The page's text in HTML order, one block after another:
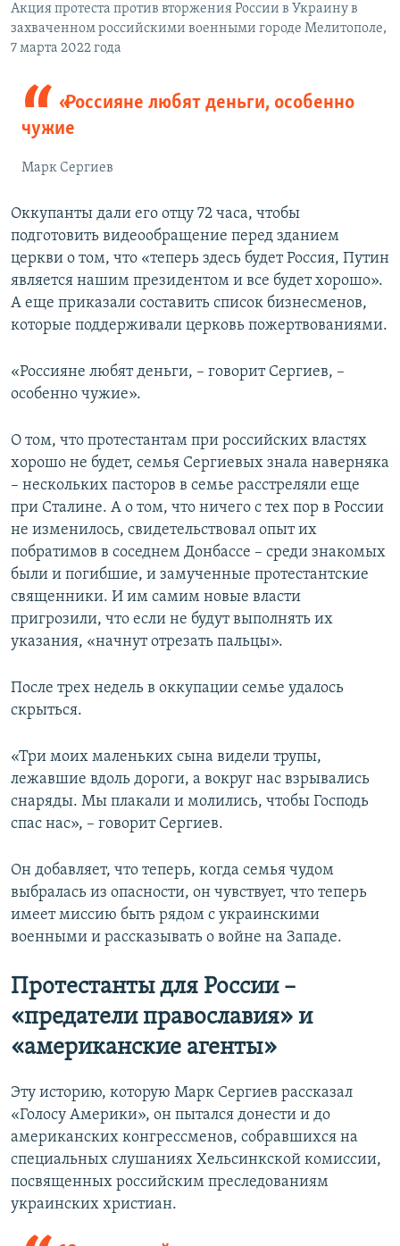
Акция протеста против вторжения России в Украину в
захваченном российскими военными городе Мелитополе,
7 марта 2022 года
«Россияне любят деньги, особенно
чужие
Марк Сергиев
Оккупанты дали его отцу 72 часа, чтобы
подготовить видеообращение перед зданием
церкви о том, что «теперь здесь будет Россия, Путин
является нашим президентом и все будет хорошо».
А еще приказали составить список бизнесменов,
которые поддерживали церковь пожертвованиями.
«Россияне любят деньги, – говорит Сергиев, –
особенно чужие».
О том, что протестантам при российских властях
хорошо не будет, семья Сергиевых знала наверняка
– нескольких пасторов в семье расстреляли еще
при Сталине. А о том, что ничего с тех пор в России
не изменилось, свидетельствовал опыт их
побратимов в соседнем Донбассе – среди знакомых
были и погибшие, и замученные протестантские
священники. И им самим новые власти
пригрозили, что если не будут выполнять их
указания, «начнут отрезать пальцы».
После трех недель в оккупации семье удалось
скрыться.
«Три моих маленьких сына видели трупы,
лежавшие вдоль дороги, а вокруг нас взрывались
снаряды. Мы плакали и молились, чтобы Господь
спас нас», – говорит Сергиев.
Он добавляет, что теперь, когда семья чудом
выбралась из опасности, он чувствует, что теперь
имеет миссию быть рядом с украинскими
военными и рассказывать о войне на Западе.
Протестанты для России –
«предатели православия» и
«американские агенты»
Эту историю, которую Марк Сергиев рассказал
«Голосу Америки», он пытался донести и до
американских конгрессменов, собравшихся на
специальных слушаниях Хельсинкской комиссии,
посвященных российским преследованиям
украинских христиан.